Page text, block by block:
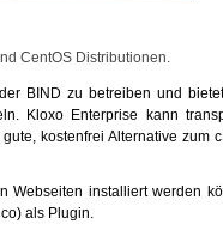
CentOS Distributionen.
BIND zu betreiben und
Kloxo Enterprise kann
kostenfrei Alternative zum
Webseiten installiert werden
als Plugin.